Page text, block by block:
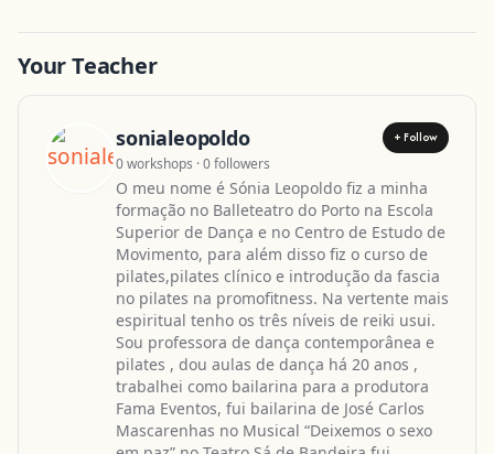
Your Teacher
sonialeopoldo + Follow
0 workshops · 0 followers
O meu nome é Sónia Leopoldo fiz a minha
formação no Balleteatro do Porto na Escola
Superior de Dança e no Centro de Estudo de
Movimento, para além disso fiz o curso de
pilates,pilates clínico e introdução da fascia
no pilates na promofitness. Na vertente mais
espiritual tenho os três níveis de reiki usui.
Sou professora de dança contemporânea e
pilates , dou aulas de dança há 20 anos ,
trabalhei como bailarina para a produtora
Fama Eventos, fui bailarina de José Carlos
Mascarenhas no Musical “Deixemos o sexo